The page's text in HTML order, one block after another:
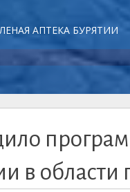
АПТЕКА БУРЯТИИ
в области